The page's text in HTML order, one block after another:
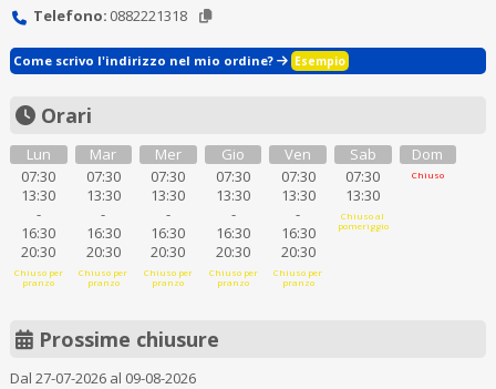
Telefono: 0882221318
Come scrivo l'indirizzo nel mio ordine? Esempio
Orari
Lun
07:30
13:30
-
16:30
20:30
Chiuso per
pranzo
Mar
07:30
13:30
-
16:30
20:30
Chiuso per
pranzo
Mer
07:30
13:30
-
16:30
20:30
Chiuso per
pranzo
Gio
07:30
13:30
-
16:30
20:30
Chiuso per
pranzo
Ven
07:30
13:30
-
16:30
20:30
Chiuso per
pranzo
Sab
07:30
13:30
Chiuso al
pomeriggio
Dom
Chiuso
Prossime chiusure
Dal 27-07-2026 al 09-08-2026